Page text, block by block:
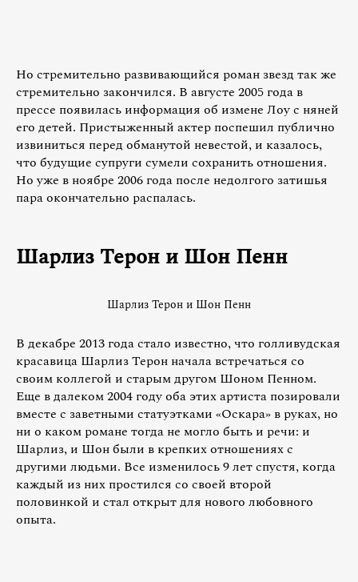
Но стремительно развивающийся роман звезд так же
стремительно закончился. В августе 2005 года в
прессе появилась информация об измене Лоу с няней
его детей. Пристыженный актер поспешил публично
извиниться перед обманутой невестой, и казалось,
что будущие супруги сумели сохранить отношения.
Но уже в ноябре 2006 года после недолгого затишья
пара окончательно распалась.
Шарлиз Терон и Шон Пенн
Шарлиз Терон и Шон Пенн
В декабре 2013 года стало известно, что голливудская
красавица Шарлиз Терон начала встречаться со
своим коллегой и старым другом Шоном Пенном.
Еще в далеком 2004 году оба этих артиста позировали
вместе с заветными статуэтками «Оскара» в руках, но
ни о каком романе тогда не могло быть и речи: и
Шарлиз, и Шон были в крепких отношениях с
другими людьми. Все изменилось 9 лет спустя, когда
каждый из них простился со своей второй
половинкой и стал открыт для нового любовного
опыта.